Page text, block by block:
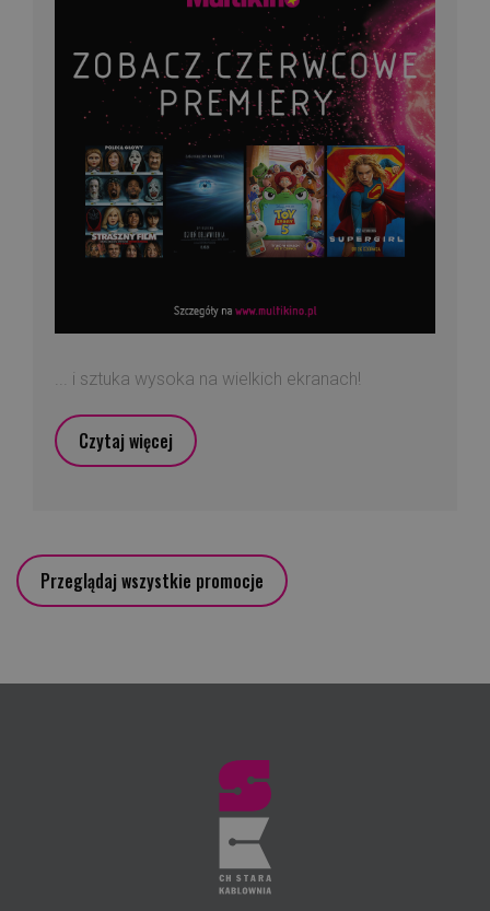
... i sztuka wysoka na wielkich ekranach!
Czytaj więcej
Przeglądaj wszystkie promocje